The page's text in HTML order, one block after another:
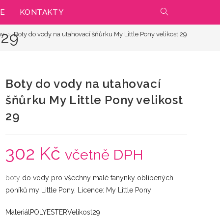
KONTAKTY PŘEPNOUT
VYHLEDÁVÁNÍ
> Boty do vody na utahovací šňůrku My Little Pony velikost 29
Boty do vody na utahovací
šňůrku My Little Pony velikost
29
302 Kč včetně DPH
boty do vody pro všechny malé fanynky oblíbených
poníků my Little Pony. Licence: My Little Pony
MateriálPOLYESTERVelikost29